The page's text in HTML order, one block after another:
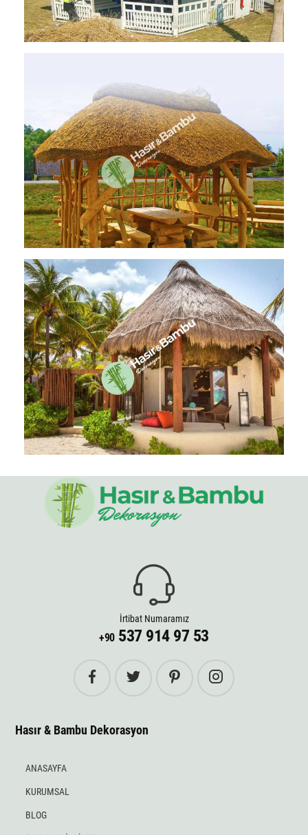
İrtibat Numaramız
+90537 914 97 53
Hasır & Bambu Dekorasyon
ANASAYFA
KURUMSAL
BLOG